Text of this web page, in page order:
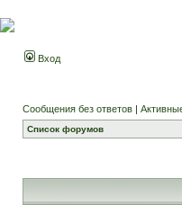
Вход
Сообщения без ответов |
Список форумов